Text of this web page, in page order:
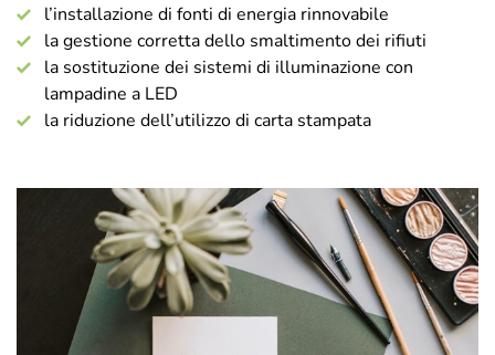
l’installazione di fonti di energia rinnovabile
la gestione corretta dello smaltimento dei rifiuti
la sostituzione dei sistemi di illuminazione con
lampadine a LED
la riduzione dell’utilizzo di carta stampata